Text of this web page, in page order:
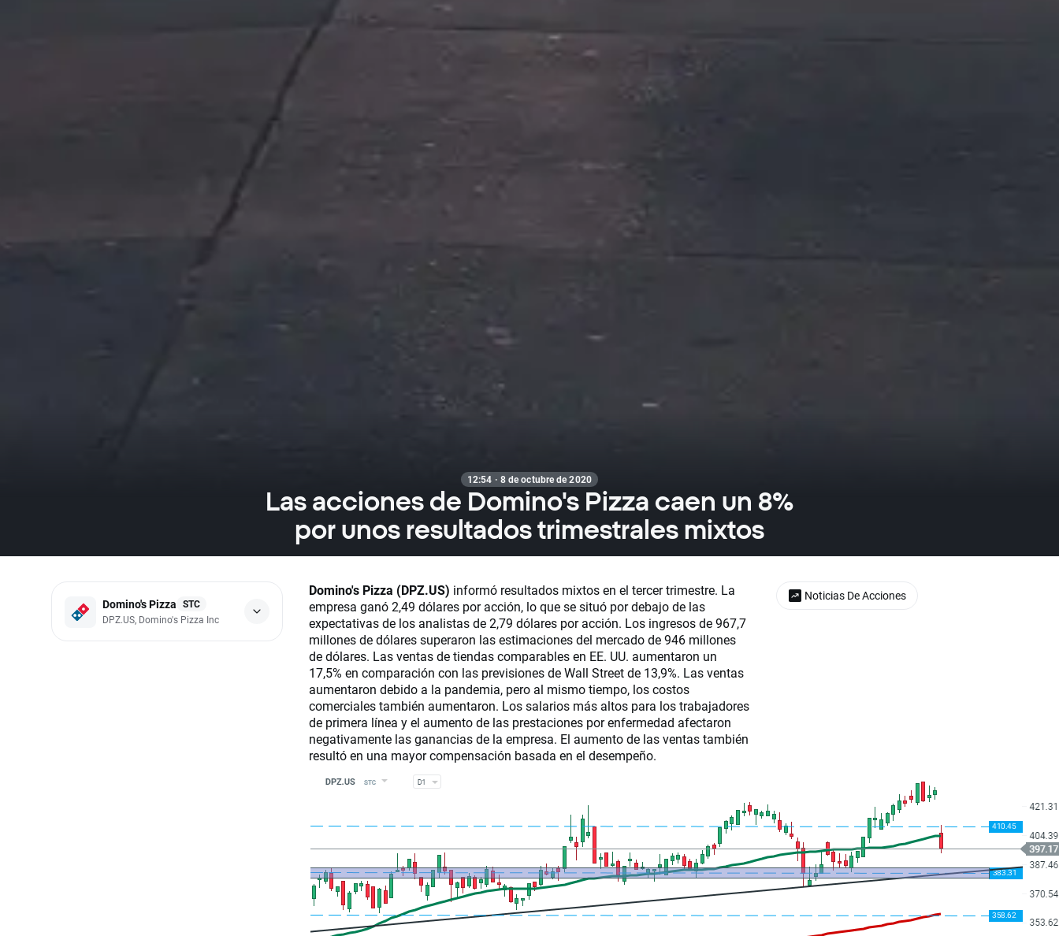
12:54 · 8 de octubre de 2020
Las acciones de Domino's Pizza caen un 8%
por unos resultados trimestrales mixtos
Domino's Pizza STC
DPZ.US, Domino's Pizza Inc
Domino's Pizza (DPZ.US) informó resultados mixtos en el tercer trimestre. La
empresa ganó 2,49 dólares por acción, lo que se situó por debajo de las
expectativas de los analistas de 2,79 dólares por acción. Los ingresos de 967,7
millones de dólares superaron las estimaciones del mercado de 946 millones
de dólares. Las ventas de tiendas comparables en EE. UU. aumentaron un
17,5% en comparación con las previsiones de Wall Street de 13,9%. Las ventas
aumentaron debido a la pandemia, pero al mismo tiempo, los costos
comerciales también aumentaron. Los salarios más altos para los trabajadores
de primera línea y el aumento de las prestaciones por enfermedad afectaron
negativamente las ganancias de la empresa. El aumento de las ventas también
resultó en una mayor compensación basada en el desempeño.
Noticias De Acciones